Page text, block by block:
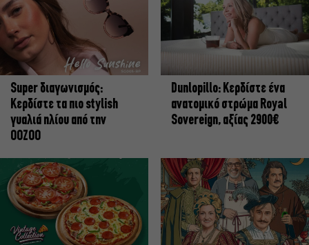
Super διαγωνισμός:
Κερδίστε τα πιο stylish
γυαλιά ηλίου από την
OOZOO
Dunlopillo: Κερδίστε ένα
ανατομικό στρώμα Royal
Sovereign, αξίας 2900€